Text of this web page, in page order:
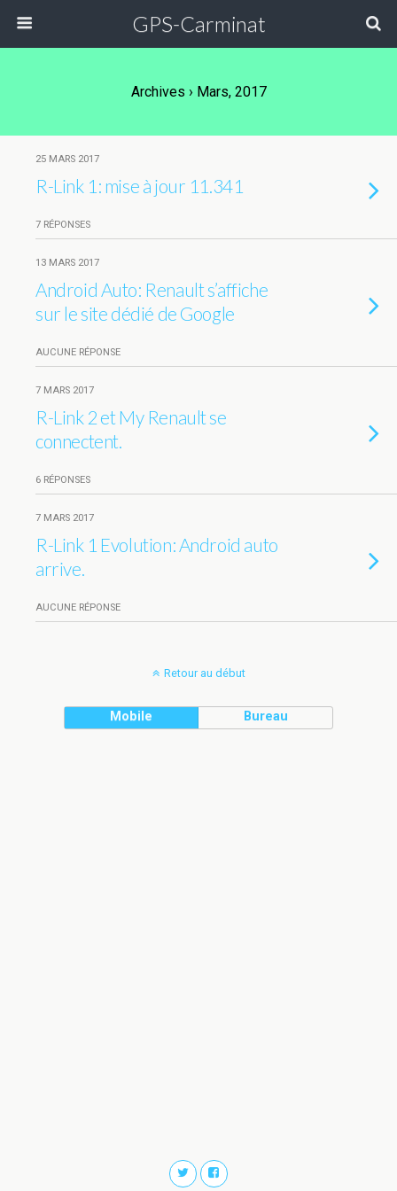
GPS-Carminat
Archives › Mars, 2017
25 MARS 2017
R-Link 1: mise à jour 11.341
7 RÉPONSES
13 MARS 2017
Android Auto: Renault s’affiche
sur le site dédié de Google
AUCUNE RÉPONSE
7 MARS 2017
R-Link 2 et My Renault se
connectent.
6 RÉPONSES
7 MARS 2017
R-Link 1 Evolution: Android auto
arrive.
AUCUNE RÉPONSE
Retour au début
Mobile Bureau